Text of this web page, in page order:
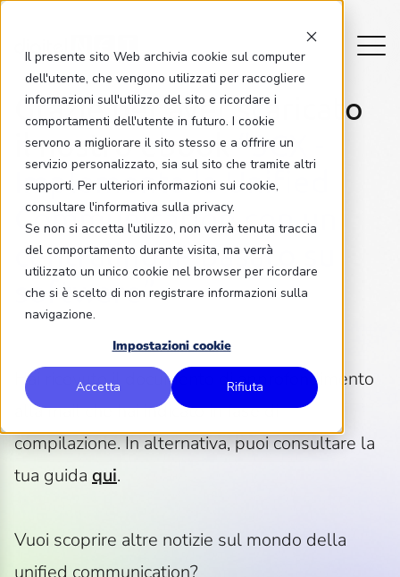
Il presente sito Web archivia cookie sul computer
dell'utente, che vengono utilizzati per raccogliere
informazioni sull'utilizzo del sito e ricordare i
comportamenti dell'utente in futuro. I cookie
servono a migliorare il sito stesso e a offrire un
servizio personalizzato, sia sul sito che tramite altri
supporti. Per ulteriori informazioni sui cookie,
consultare l'informativa sulla privacy.
Se non si accetta l'utilizzo, non verrà tenuta traccia
del comportamento durante visita, ma verrà
utilizzato un unico cookie nel browser per ricordare
che si è scelto di non registrare informazioni sulla
navigazione.
Impostazioni cookie
Accetta Rifiuta
Grazie per aver scaricato
il nostro ebook“3CX -
Implementa la Unified
Communication con un
centralino IP basato su
software”
Hai ricevuto il documento di approfondimento
alla mail che hai indicato in fase di
compilazione. In alternativa, puoi consultare la
tua guida qui.
Vuoi scoprire altre notizie sul mondo della
unified communication?